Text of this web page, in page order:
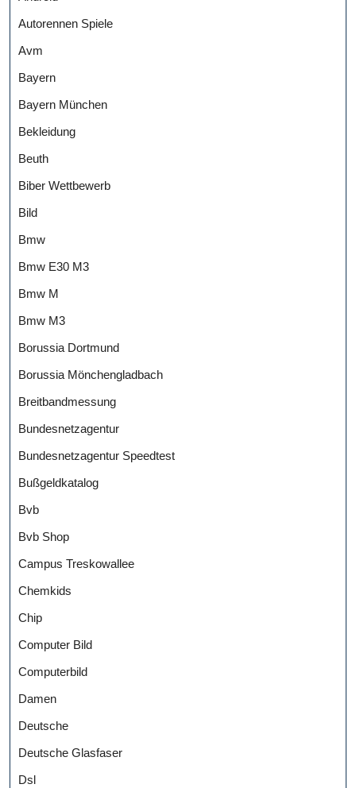
Autorennen Spiele
Avm
Bayern
Bayern München
Bekleidung
Beuth
Biber Wettbewerb
Bild
Bmw
Bmw E30 M3
Bmw M
Bmw M3
Borussia Dortmund
Borussia Mönchengladbach
Breitbandmessung
Bundesnetzagentur
Bundesnetzagentur Speedtest
Bußgeldkatalog
Bvb
Bvb Shop
Campus Treskowallee
Chemkids
Chip
Computer Bild
Computerbild
Damen
Deutsche
Deutsche Glasfaser
Dsl